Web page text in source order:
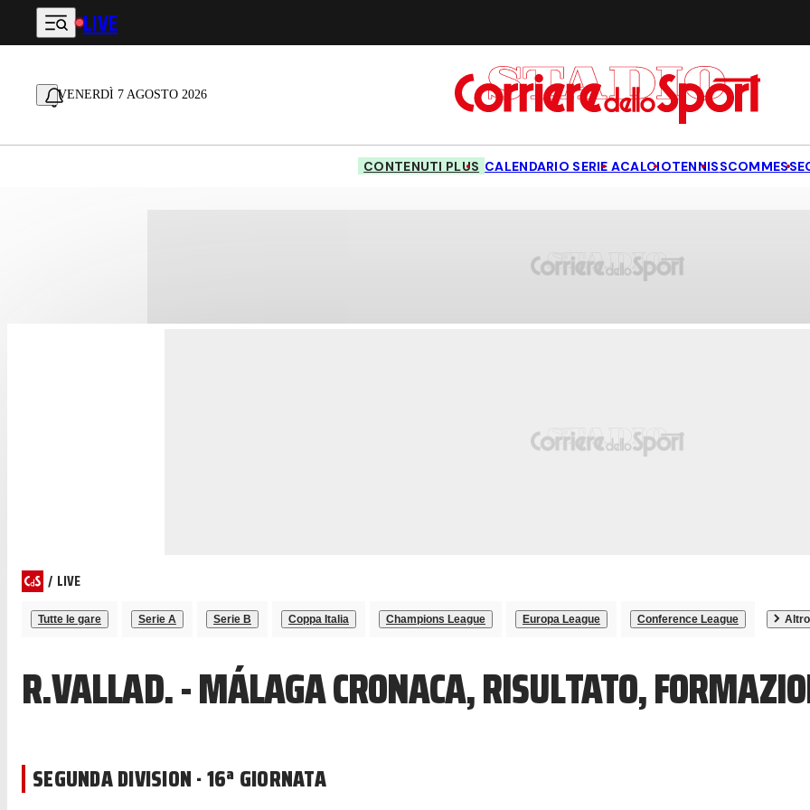
Vai al contenuto principale
LIVE
VENERDÌ 7 AGOSTO 2026
CONTENUTI PLUS CALENDARIO SERIE ACALCIOTENNISSCOMMESSE
/ LIVE
Tutte le gare Serie A Serie B Coppa Italia Champions League Europa League Conference League Altro
R.VALLAD. - MÁLAGA CRONACA, RISULTATO,
SEGUNDA DIVISION · 16ª GIORNATA